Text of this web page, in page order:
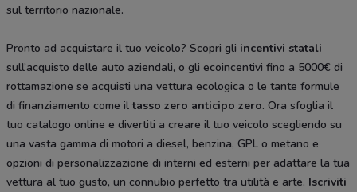
sul territorio nazionale.
Pronto ad acquistare il tuo veicolo? Scopri gli incentivi statali
sull’acquisto delle auto aziendali, o gli ecoincentivi fino a 5000€ di
rottamazione se acquisti una vettura ecologica o le tante formule
di finanziamento come iltasso zero anticipo zero. Ora sfoglia il
tuo catalogo online e divertiti a creare il tuo veicolo scegliendo su
una vasta gamma di motori a diesel, benzina, GPL o metano e
opzioni di personalizzazione di interni ed esterni per adattare la tua
vettura al tuo gusto, un connubio perfetto tra utilità e arte. Iscriviti